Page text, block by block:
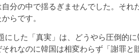
自分の中で揺るぎませんでした。それ
らです。
にした「真実」は、どうやら圧倒的
れなのに韓国は相変わらず「謝罪と